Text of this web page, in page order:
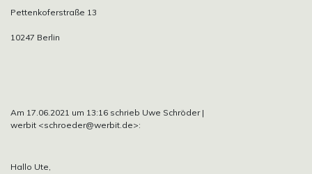
Pettenkoferstraße 13
10247 Berlin
Am 17.06.2021 um 13:16 schrieb Uwe Schröder |
werbit <schroeder@werbit.de>:
Hallo Ute,